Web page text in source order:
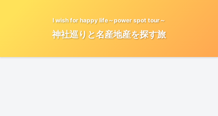
I wish for happy life～power spot tour～
神社巡りと名産地産を探す旅